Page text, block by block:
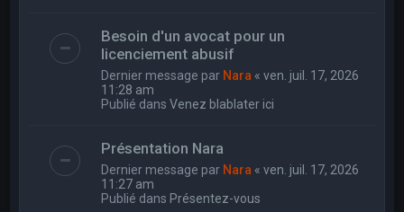
Besoin d'un avocat pour un
licenciement abusif
Dernier message par Nara «ven. juil. 17, 2026
11:28 am
Publié dansVenez blablater ici
Présentation Nara
Dernier message par Nara «ven. juil. 17, 2026
11:27 am
Publié dans Présentez-vous